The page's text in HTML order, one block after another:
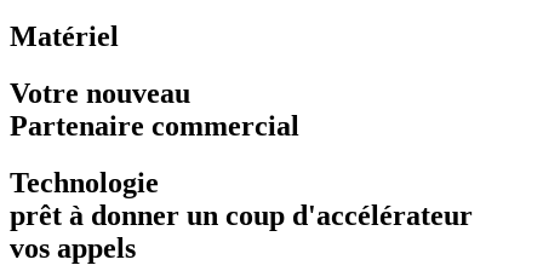
Matériel
Votre nouveau
Partenaire commercial
Technologie
prêt à donner un coup d'accélérateur
vos appels